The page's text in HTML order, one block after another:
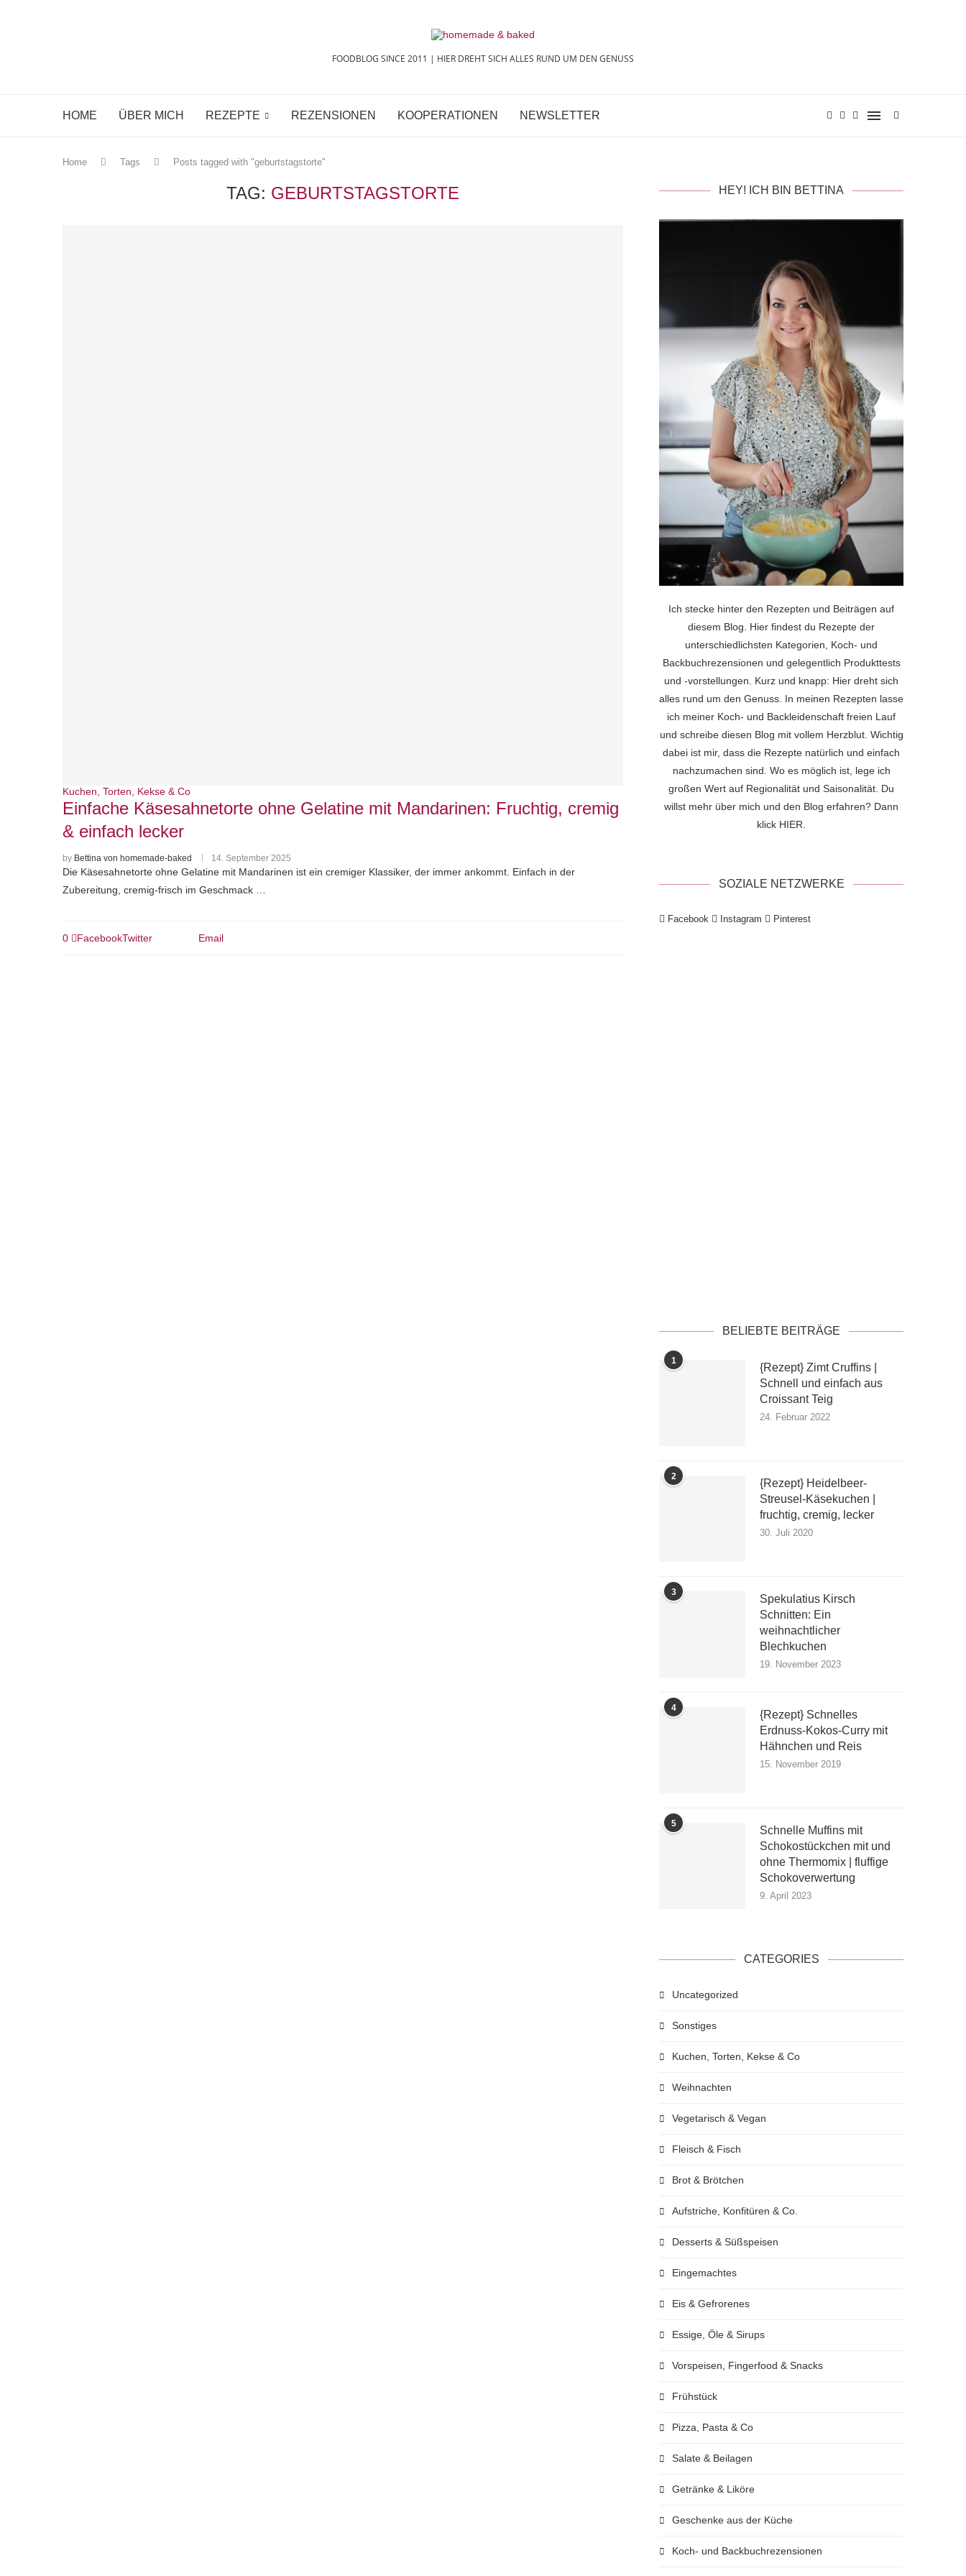
FOODBLOG SINCE 2011 | HIER DREHT SICH ALLES RUND UM DEN GENUSS
HOME ÜBER MICH REZEPTE REZENSIONEN KOOPERATIONEN NEWSLETTER
Home Tags Posts tagged with "geburtstagstorte"
TAG: GEBURTSTAGSTORTE
Kuchen, Torten, Kekse & Co
Einfache Käsesahnetorte ohne Gelatine mit Mandarinen: Fruchtig, cremig
& einfach lecker
by Bettina von homemade-baked 14. September 2025
Die Käsesahnetorte ohne Gelatine mit Mandarinen ist ein cremiger Klassiker, der immer ankommt. Einfach in der
Zubereitung, cremig-frisch im Geschmack …
0 FacebookTwitter Email
HEY! ICH BIN BETTINA
Ich stecke hinter den Rezepten und Beiträgen auf
diesem Blog. Hier findest du Rezepte der
unterschiedlichsten Kategorien, Koch- und
Backbuchrezensionen und gelegentlich Produkttests
und -vorstellungen. Kurz und knapp: Hier dreht sich
alles rund um den Genuss. In meinen Rezepten lasse
ich meiner Koch- und Backleidenschaft freien Lauf
und schreibe diesen Blog mit vollem Herzblut. Wichtig
dabei ist mir, dass die Rezepte natürlich und einfach
nachzumachen sind. Wo es möglich ist, lege ich
großen Wert auf Regionalität und Saisonalität. Du
willst mehr über mich und den Blog erfahren? Dann
klick HIER
SOZIALE NETZWERKE
Facebook Instagram Pinterest
BELIEBTE BEITRÄGE
1
{Rezept} Zimt Cruffins |
Schnell und einfach aus
Croissant Teig
24. Februar 2022
2
{Rezept} Heidelbeer-
Streusel-Käsekuchen |
fruchtig, cremig, lecker
30. Juli 2020
3
Spekulatius Kirsch
Schnitten: Ein
weihnachtlicher
Blechkuchen
19. November 2023
4
{Rezept} Schnelles
Erdnuss-Kokos-Curry mit
Hähnchen und Reis
15. November 2019
5
Schnelle Muffins mit
Schokostückchen mit und
ohne Thermomix | fluffige
Schokoverwertung
9. April 2023
CATEGORIES
Uncategorized
Sonstiges
Kuchen, Torten, Kekse & Co
Weihnachten
Vegetarisch & Vegan
Fleisch & Fisch
Brot & Brötchen
Aufstriche, Konfitüren & Co.
Desserts & Süßspeisen
Eingemachtes
Eis & Gefrorenes
Essige, Öle & Sirups
Vorspeisen, Fingerfood & Snacks
Frühstück
Pizza, Pasta & Co
Salate & Beilagen
Getränke & Liköre
Geschenke aus der Küche
Koch- und Backbuchrezensionen